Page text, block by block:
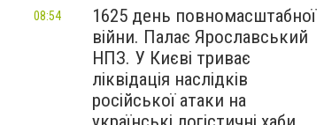
1625 день повномасштабної
війни. Палає Ярославський
НПЗ. У Києві триває
ліквідація наслідків
російської атаки на
08:54